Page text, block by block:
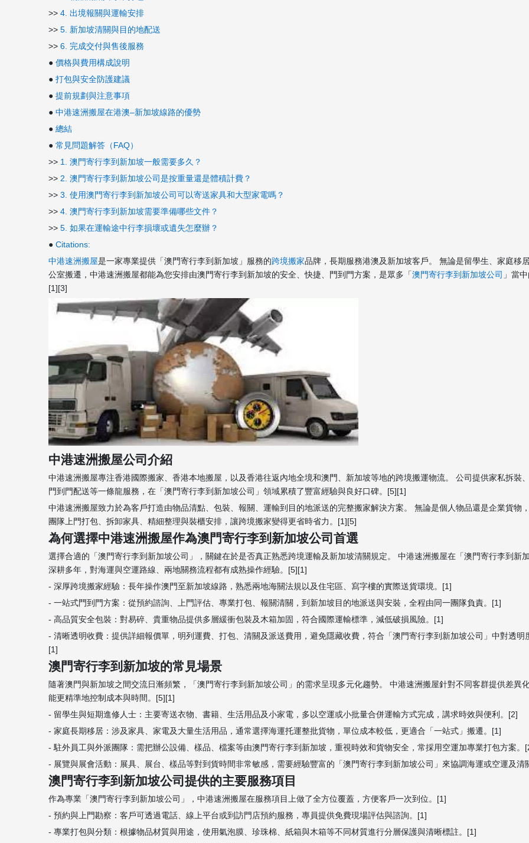
>> 4. 出境報關與運輸安排
>> 5. 新加坡清關與目的地配送
>> 6. 完成交付與售後服務
● 價格與費用構成說明
● 打包與安全防護建議
● 提前規劃與注意事項
● 中港速洲搬屋在港澳–新加坡線路的優勢
● 總結
● 常見問題解答（FAQ）
>> 1. 澳門寄行李到新加坡一般需要多久？
>> 2. 澳門寄行李到新加坡公司是按重量還是體積計費？
>> 3. 使用澳門寄行李到新加坡公司可以寄送家具和大型家電嗎？
>> 4. 澳門寄行李到新加坡需要準備哪些文件？
>> 5. 如果在運輸途中行李損壞或遺失怎麼辦？
● Citations:
中港速洲搬屋是一家專業提供「澳門寄行李到新加坡」服務的跨境搬家品牌，長期服務港澳及新加坡客戶。 無論是留學生、家庭移
公室搬遷，中港速洲搬屋都能為您安排由澳門寄行李到新加坡的安全、快捷、門到門方案，是眾多「澳門寄行李到新加坡公司 」當
[1][3]
中港速洲搬屋公司介紹
中港速洲搬屋專注香港國際搬家、香港本地搬屋，以及香港往返內地全境和澳門、新加坡等地的跨境搬運物流。 公司提供家私拆裝、
門到門配送等一條龍服務，在「澳門寄行李到新加坡公司」領域累積了豐富經驗與良好口碑。[5][1]
中港速洲搬屋致力於為客戶打造由物品清點、包裝、報關、運輸到目的地派送的完整搬家解決方案。 無論是個人物品還是企業貨物
團隊上門打包、拆卸家具、精細整理與裝櫃安排，讓跨境搬家變得更省時省力。[1][5]
為何選擇中港速洲搬屋作為澳門寄行李到新加坡公司首選
選擇合適的「澳門寄行李到新加坡公司」，關鍵在於是否真正熟悉跨境運輸及新加坡清關規定。 中港速洲搬屋在「澳門寄行李到新
深耕多年，對海運與空運路線、兩地關務流程都有成熟操作經驗。[5][1]
- 深厚跨境搬家經驗：長年操作澳門至新加坡線路，熟悉兩地海關法規以及住宅區、寫字樓的實際送貨環境。[1]
- 一站式門到門方案：從預約諮詢、上門評估、專業打包、報關清關，到新加坡目的地派送與安裝，全程由同一團隊負責。[1]
- 高品質安全包裝：對易碎、貴重物品提供多層緩衝包裝及木箱加固，符合國際運輸標準，減低破損風險。[1]
- 清晰透明收費：提供詳細報價單，明列運費、打包、清關及派送費用，避免隱藏收費，符合「澳門寄行李到新加坡公司」中對透明
[1]
澳門寄行李到新加坡的常見場景
隨著澳門與新加坡之間交流日漸頻繁，「澳門寄行李到新加坡公司」的需求呈現多元化趨勢。 中港速洲搬屋針對不同客群提供差異
能更精準地控制成本與時間。[5][1]
- 留學生與短期進修人士：主要寄送衣物、書籍、生活用品及小家電，多以空運或小批量合併運輸方式完成，講求時效與便利。[2]
- 家庭長期移居：涉及家具、家電及大量生活用品，通常選擇海運托運整批貨物，單位成本較低，更適合「一站式」搬遷。[1]
- 駐外員工與外派團隊：需把辦公設備、樣品、檔案等由澳門寄行李到新加坡，重視時效和貨物安全，常採用空運加專業打包方案。
- 展覽與展會活動：展具、展台、樣品等對到貨時間非常敏感，需要經驗豐富的「澳門寄行李到新加坡公司」來協調海運或空運及清
澳門寄行李到新加坡公司提供的主要服務項目
作為專業「澳門寄行李到新加坡公司」，中港速洲搬屋在服務項目上做了全方位覆蓋，方便客戶一次到位。[1]
- 預約與上門勘察：客戶可透過電話、線上平台或到訪門店預約服務，專員提供免費現場評估與諮詢。[1]
- 專業打包與分類：根據物品材質與用途，使用氣泡膜、珍珠棉、紙箱與木箱等不同材質進行分層保護與清晰標註。[1]